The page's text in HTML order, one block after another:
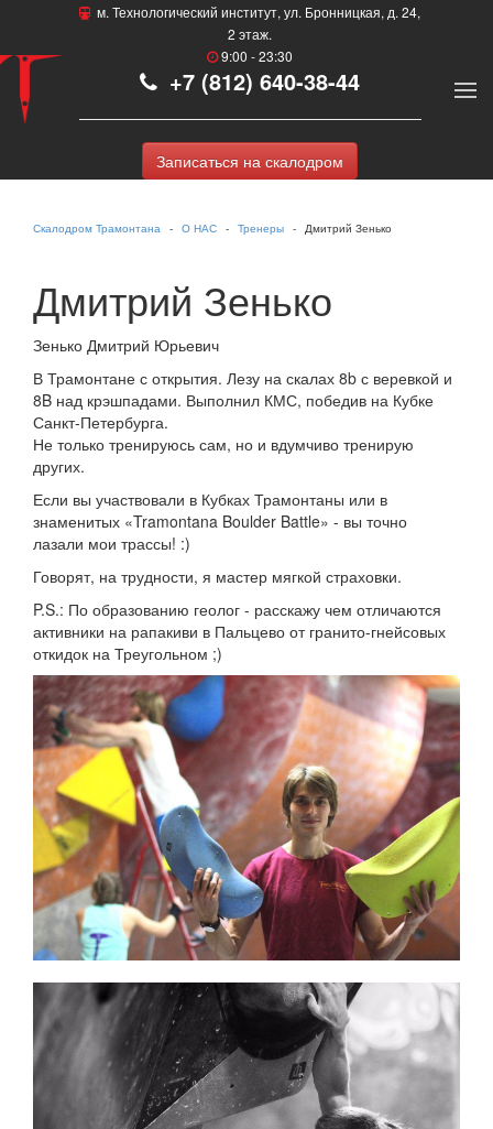
м. Технологический институт, ул. Бронницкая, д. 24,
2 этаж.
9:00 - 23:30
+7 (812) 640-38-44
Записаться на скалодром
Скалодром Трамонтана О НАС Тренеры Дмитрий Зенько
Дмитрий Зенько
Зенько Дмитрий Юрьевич
В Трамонтане с открытия. Лезу на скалах 8b с веревкой и
8B над крэшпадами. Выполнил КМС, победив на Кубке
Санкт-Петербурга.
Не только тренируюсь сам, но и вдумчиво тренирую
других.
Если вы участвовали в Кубках Трамонтаны или в
знаменитых «Tramontana Boulder Battle» - вы точно
лазали мои трассы! :)
Говорят, на трудности, я мастер мягкой страховки.
P.S.: По образованию геолог - расскажу чем отличаются
активники на рапакиви в Пальцево от гранито-гнейсовых
откидок на Треугольном ;)